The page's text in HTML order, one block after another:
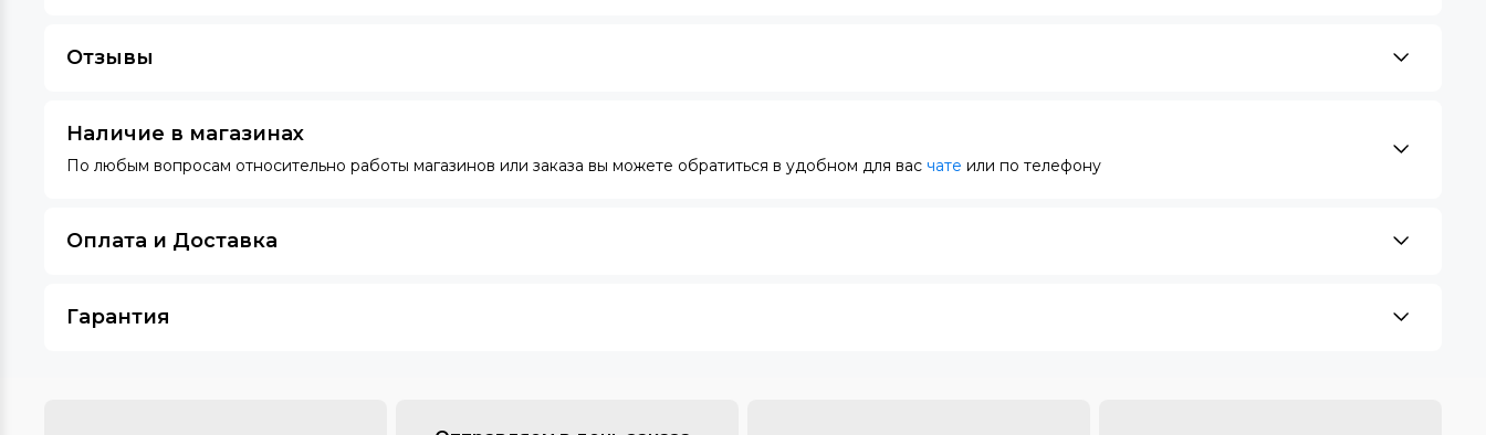
Отзывы
Наличие в магазинах
По любым вопросам относительно работы магазинов или заказа вы можете обратиться в удобном для вас чате или по телефону
Оплата и Доставка
Гарантия